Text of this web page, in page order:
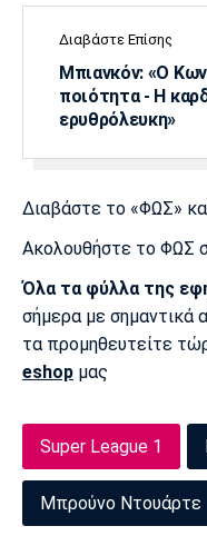
Λίβερπουλ
Ντόρτμουντ
Μονακό
Διαβάστε Επίσης
Μπιανκόν: «Ο
ποιότητα - Η
ερυθρόλευκη»
Διαβάστε το «ΦΩΣ»
Ακολουθήστε το ΦΩΣ
Όλα τα φύλλα της
σήμερα με σημαντικά
τα προμηθευτείτε
eshop μας
Super League 1
Μπρούνο Ντουάρτε